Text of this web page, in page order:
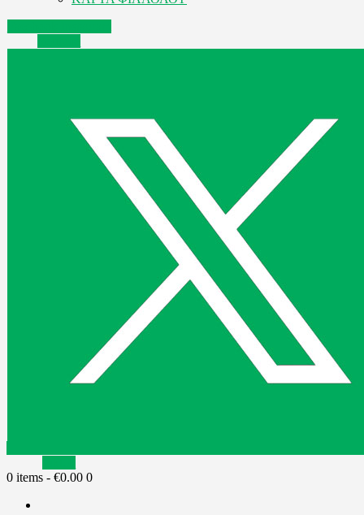
0 items - €0.00 0